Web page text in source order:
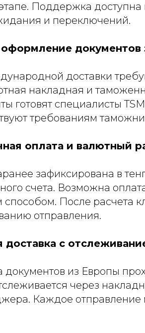
Поддержка доступна
и переключений.
документов
доставки
накладная и
готовят специалисты
требованиям
оплата и валютный
зафиксирована в
счета. Возможна
После расчета
отправления.
доставка с
документов из Европы
через
Каждое отправление